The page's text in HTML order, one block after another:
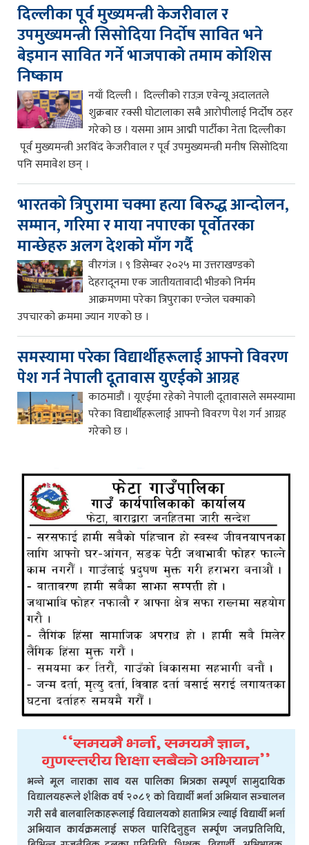
दिल्लीका पूर्व मुख्यमन्त्री केजरीवाल र
उपमुख्यमन्त्री सिसोदिया निर्दोष सावित भने
बेइमान सावित गर्ने भाजपाको तमाम कोशिस
निष्काम
नयाँ दिल्ली । दिल्लीको राउज़ एवेन्यू अदालतले
शुक्रबार रक्सी घोटालाका सबै आरोपीलाई निर्दोष ठहर
गरेको छ । यसमा आम आद्मी पार्टीका नेता दिल्लीका
पूर्व मुख्यमन्त्री अरविंद केजरीवाल र पूर्व उपमुख्यमन्त्री मनीष सिसोदिया
पनि समावेश छन् ।
भारतको त्रिपुरामा चक्मा हत्या बिरुद्ध आन्दोलन,
सम्मान, गरिमा र माया नपाएका पूर्वोतरका
मान्छेहरु अलग देशको माँग गर्दै
वीरगंज । ९ डिसेम्बर २०२५ मा उत्तराखण्डको
देहरादूनमा एक जातीयतावादी भीडको निर्मम
आक्रमणमा परेका त्रिपुराका एन्जेल चक्माको
उपचारको क्रममा ज्यान गएको छ ।
समस्यामा परेका विद्यार्थीहरूलाई आफ्नो विवरण
पेश गर्न नेपाली दूतावास युएईको आग्रह
काठमाडौं । यूएईमा रहेको नेपाली दूतावासले समस्यामा
परेका विद्यार्थीहरूलाई आफ्नो विवरण पेश गर्न आग्रह
गरेको छ ।